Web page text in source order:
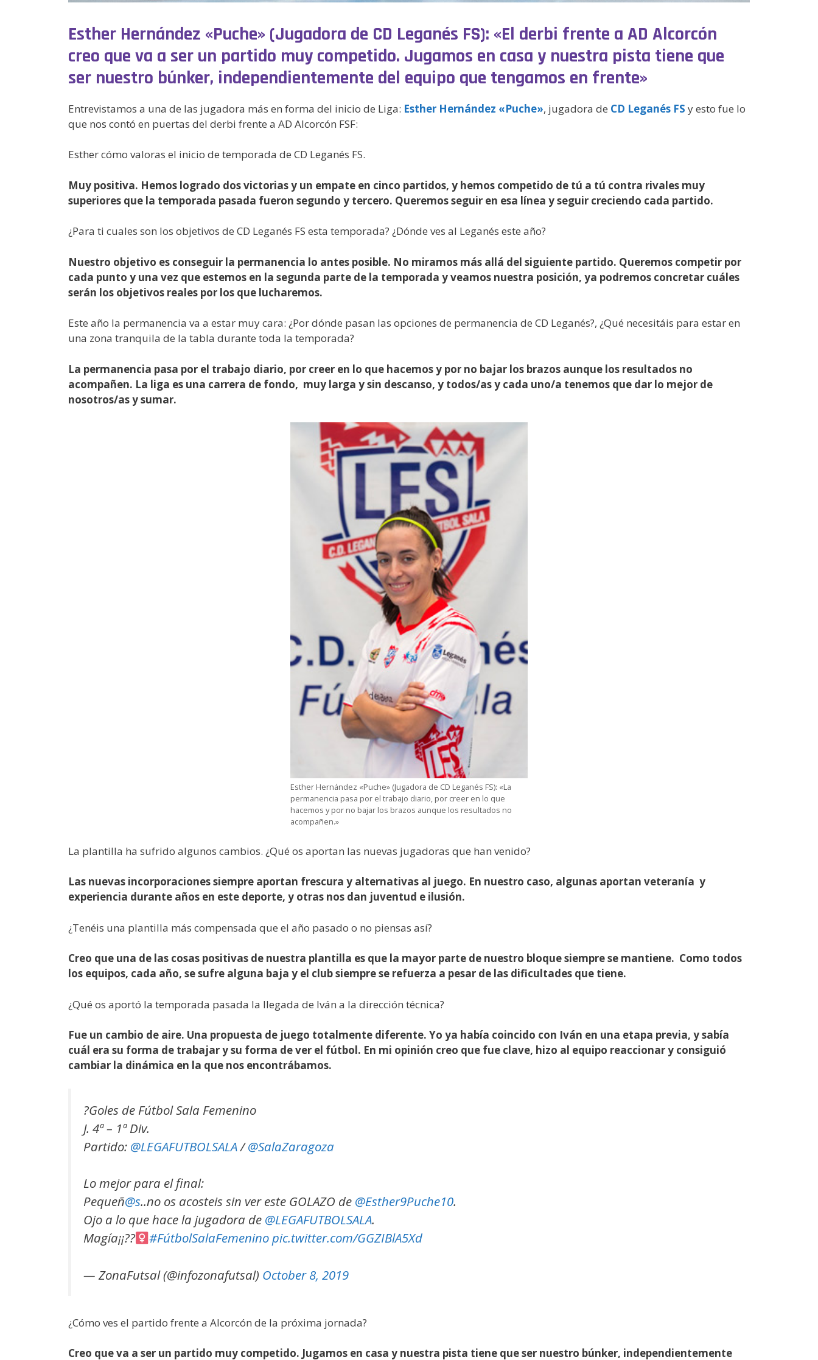
Esther Hernández «Puche» (Jugadora de CD Leganés FS): «El derbi frente a AD Alcorcón
creo que va a ser un partido muy competido. Jugamos en casa y nuestra pista tiene que
ser nuestro búnker, independientemente del equipo que tengamos en frente»
Entrevistamos a una de las jugadora más en forma del inicio de Liga: Esther Hernández «Puche», jugadora de CD Leganés FS y esto fue lo
que nos contó en puertas del derbi frente a AD Alcorcón FSF:
Esther cómo valoras el inicio de temporada de CD Leganés FS.
Muy positiva. Hemos logrado dos victorias y un empate en cinco partidos, y hemos competido de tú a tú contra rivales muy
superiores que la temporada pasada fueron segundo y tercero. Queremos seguir en esa línea y seguir creciendo cada partido.
¿Para ti cuales son los objetivos de CD Leganés FS esta temporada? ¿Dónde ves al Leganés este año?
Nuestro objetivo es conseguir la permanencia lo antes posible. No miramos más allá del siguiente partido. Queremos competir por
cada punto y una vez que estemos en la segunda parte de la temporada y veamos nuestra posición, ya podremos concretar cuáles
serán los objetivos reales por los que lucharemos.
Este año la permanencia va a estar muy cara: ¿Por dónde pasan las opciones de permanencia de CD Leganés?, ¿Qué necesitáis para estar en
una zona tranquila de la tabla durante toda la temporada?
La permanencia pasa por el trabajo diario, por creer en lo que hacemos y por no bajar los brazos aunque los resultados no
acompañen. La liga es una carrera de fondo, muy larga y sin descanso, y todos/as y cada uno/a tenemos que dar lo mejor de
nosotros/as y sumar.
Esther Hernández «Puche» (Jugadora de CD Leganés FS): «La
permanencia pasa por el trabajo diario, por creer en lo que
hacemos y por no bajar los brazos aunque los resultados no
acompañen.»
La plantilla ha sufrido algunos cambios. ¿Qué os aportan las nuevas jugadoras que han venido?
Las nuevas incorporaciones siempre aportan frescura y alternativas al juego. En nuestro caso, algunas aportan veteranía y
experiencia durante años en este deporte, y otras nos dan juventud e ilusión.
¿Tenéis una plantilla más compensada que el año pasado o no piensas así?
Creo que una de las cosas positivas de nuestra plantilla es que la mayor parte de nuestro bloque siempre se mantiene. Como todos
los equipos, cada año, se sufre alguna baja y el club siempre se refuerza a pesar de las dificultades que tiene.
¿Qué os aportó la temporada pasada la llegada de Iván a la dirección técnica?
Fue un cambio de aire. Una propuesta de juego totalmente diferente. Yo ya había coincido con Iván en una etapa previa, y sabía
cuál era su forma de trabajar y su forma de ver el fútbol. En mi opinión creo que fue clave, hizo al equipo reaccionar y consiguió
cambiar la dinámica en la que nos encontrábamos.
?️Goles de Fútbol Sala Femenino
J. 4ª – 1ª Div.
Partido: @LEGAFUTBOLSALA/@SalaZaragoza
Lo mejor para el final:
Pequeñ@s..no os acosteis sin ver este GOLAZO de @Esther9Puche10.
Ojo a lo que hace la jugadora de @LEGAFUTBOLSALA.
Magía¡¡??‍
#FútbolSalaFemeninopic.twitter.com/GGZIBlA5Xd
— ZonaFutsal (@infozonafutsal) October 8, 2019
¿Cómo ves el partido frente a Alcorcón de la próxima jornada?
Creo que va a ser un partido muy competido. Jugamos en casa y nuestra pista tiene que ser nuestro búnker, independientemente